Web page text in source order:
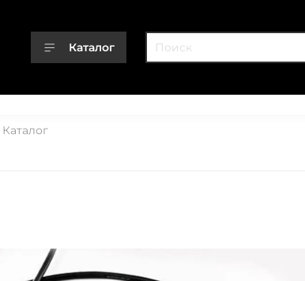
Каталог
Каталог